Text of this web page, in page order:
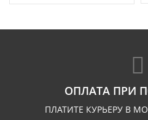
ОПЛАТА ПРИ
ПЛАТИТЕ КУРЬЕРУ В